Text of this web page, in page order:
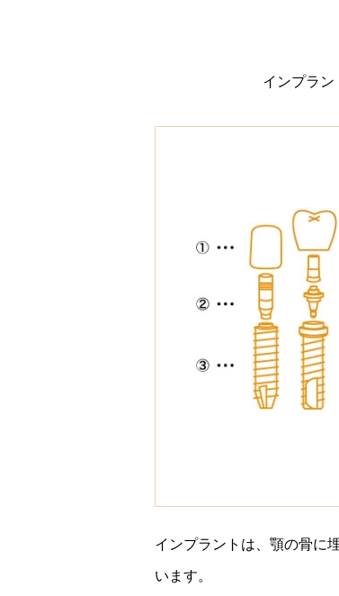
インプラ
インプラントは、顎の骨に
います。